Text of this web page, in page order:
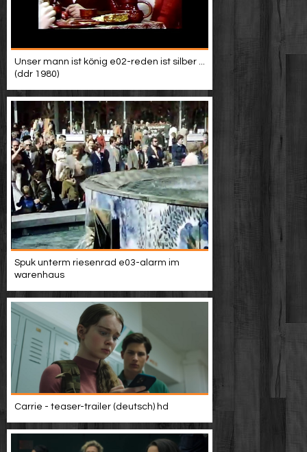
Unser mann ist könig e02-reden ist silber ...
(ddr 1980)
Spuk unterm riesenrad e03-alarm im
warenhaus
Carrie - teaser-trailer (deutsch) hd